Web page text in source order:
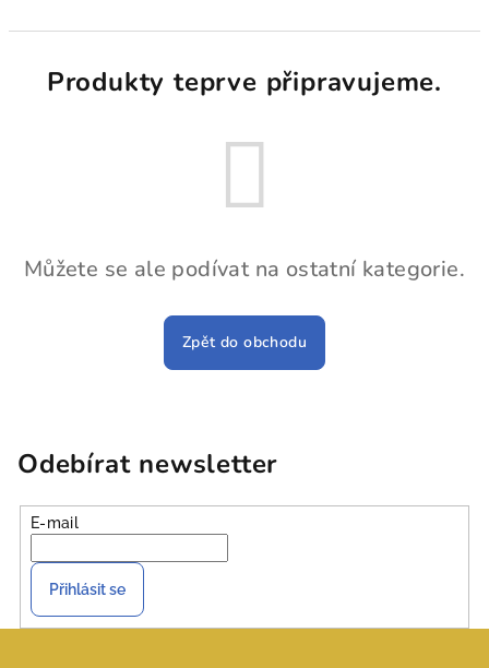
Produkty teprve připravujeme.
Můžete se ale podívat na ostatní kategorie.
Zpět do obchodu
Odebírat newsletter
E-mail
Přihlásit se